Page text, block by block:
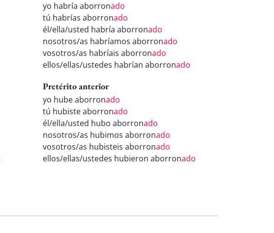
yo habría aborronado
tú habrías aborronado
él/ella/usted habría aborronado
nosotros/as habríamos aborronado
vosotros/as habríais aborronado
ellos/ellas/ustedes habrían aborronado
Pretérito anterior
yo hube aborronado
tú hubiste aborronado
él/ella/usted hubo aborronado
nosotros/as hubimos aborronado
vosotros/as hubisteis aborronado
ellos/ellas/ustedes hubieron aborronado